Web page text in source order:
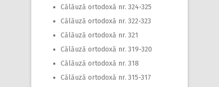
Călăuză ortodoxă nr. 324-325
Călăuză ortodoxă nr. 322-323
Călăuză ortodoxă nr. 321
Călăuză ortodoxă nr. 319-320
Călăuză ortodoxă nr. 318
Călăuză ortodoxă nr. 315-317